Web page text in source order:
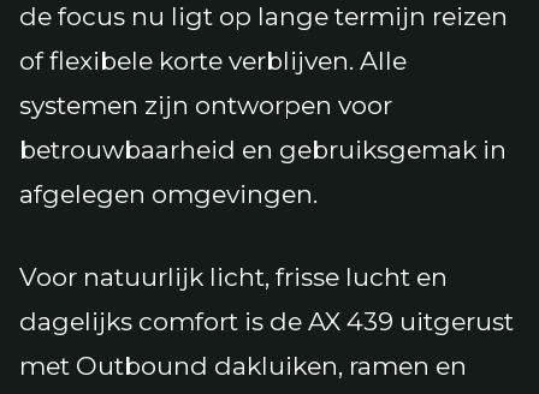
de focus nu ligt op lange termijn reizen
of flexibele korte verblijven. Alle
systemen zijn ontworpen voor
betrouwbaarheid en gebruiksgemak in
afgelegen omgevingen.
Voor natuurlijk licht, frisse lucht en
dagelijks comfort is de AX 439 uitgerust
met Outbound dakluiken, ramen en